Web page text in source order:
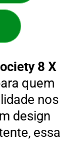
8 X
quem
nos
design
essa